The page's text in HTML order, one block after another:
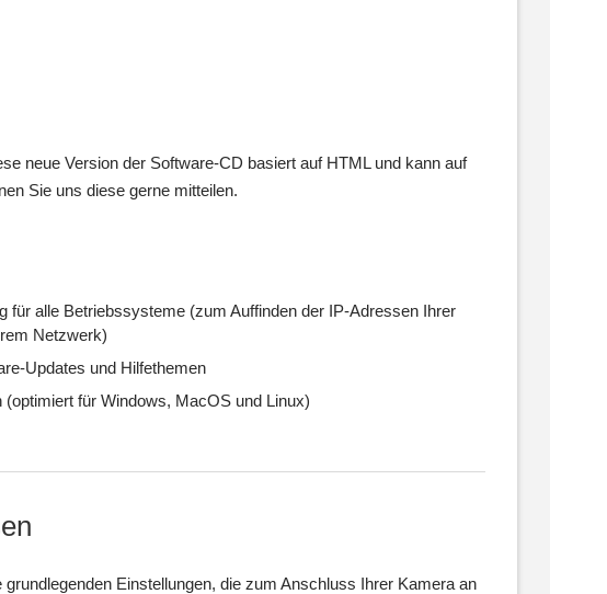
neue Version der Software-CD basiert auf HTML und kann auf
Sie uns diese gerne mitteilen.
für alle Betriebssysteme (zum Auffinden der IP-Adressen Ihrer
Netzwerk)
Updates und Hilfethemen
(optimiert für Windows, MacOS und Linux)
Einstellungen, die zum Anschluss Ihrer Kamera an